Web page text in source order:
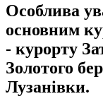
Особлива
основним
- курорту
Золотого
Лузанівки.